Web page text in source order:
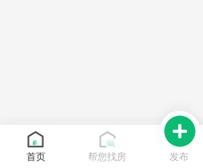
首页 帮您找房 发布